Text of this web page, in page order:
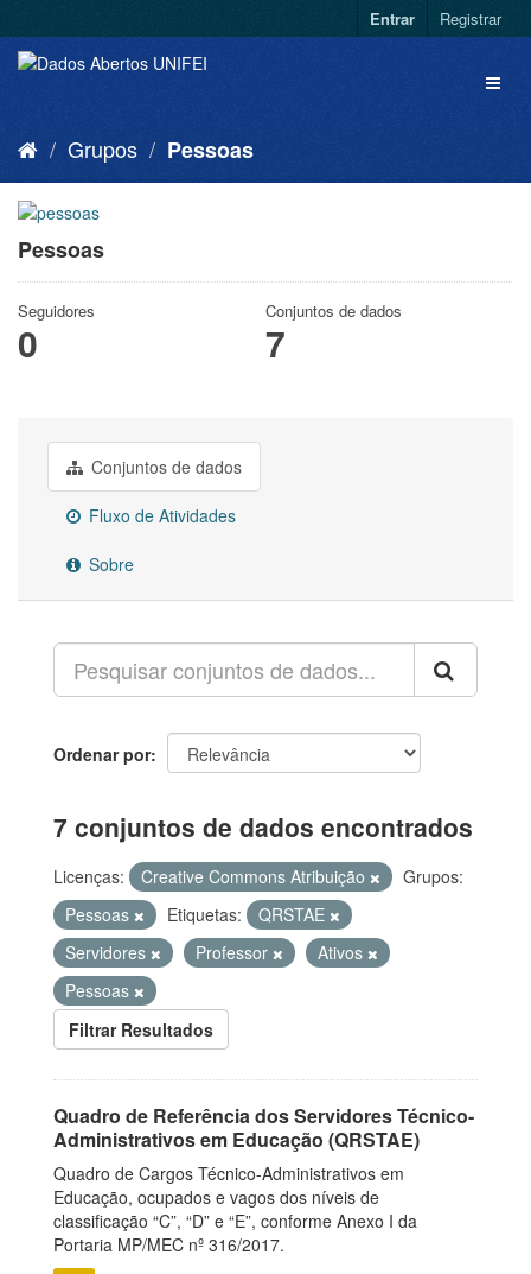
Entrar Registrar
Grupos Pessoas
Pessoas
Seguidores
0
Conjuntos de dados
7
Conjuntos de dados
Fluxo de Atividades
Sobre
Ordenar por
7 conjuntos de dados encontrados
Licenças: Creative Commons Atribuição
Grupos:
Pessoas
Etiquetas:
QRSTAE
Servidores
Professor
Ativos
Pessoas
Filtrar Resultados
Quadro de Referência dos Servidores Técnico-
Administrativos em Educação (QRSTAE)
Quadro de Cargos Técnico-Administrativos em
Educação, ocupados e vagos dos níveis de
classificação “C”, “D” e “E”, conforme Anexo I da
Portaria MP/MEC nº 316/2017.